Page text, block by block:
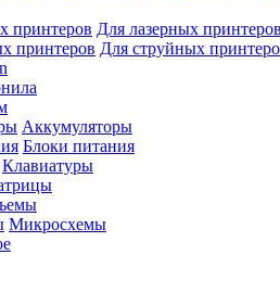
Для лазерных принтеров
Для струйных
Аккумуляторы
Блоки питания
Клавиатуры
Микросхемы